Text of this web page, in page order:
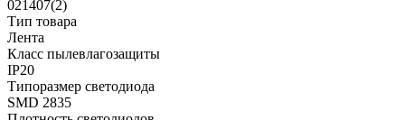
021407(2)
Тип товара
Лента
Класс пылевлагозащиты
IP20
Типоразмер светодиода
SMD 2835